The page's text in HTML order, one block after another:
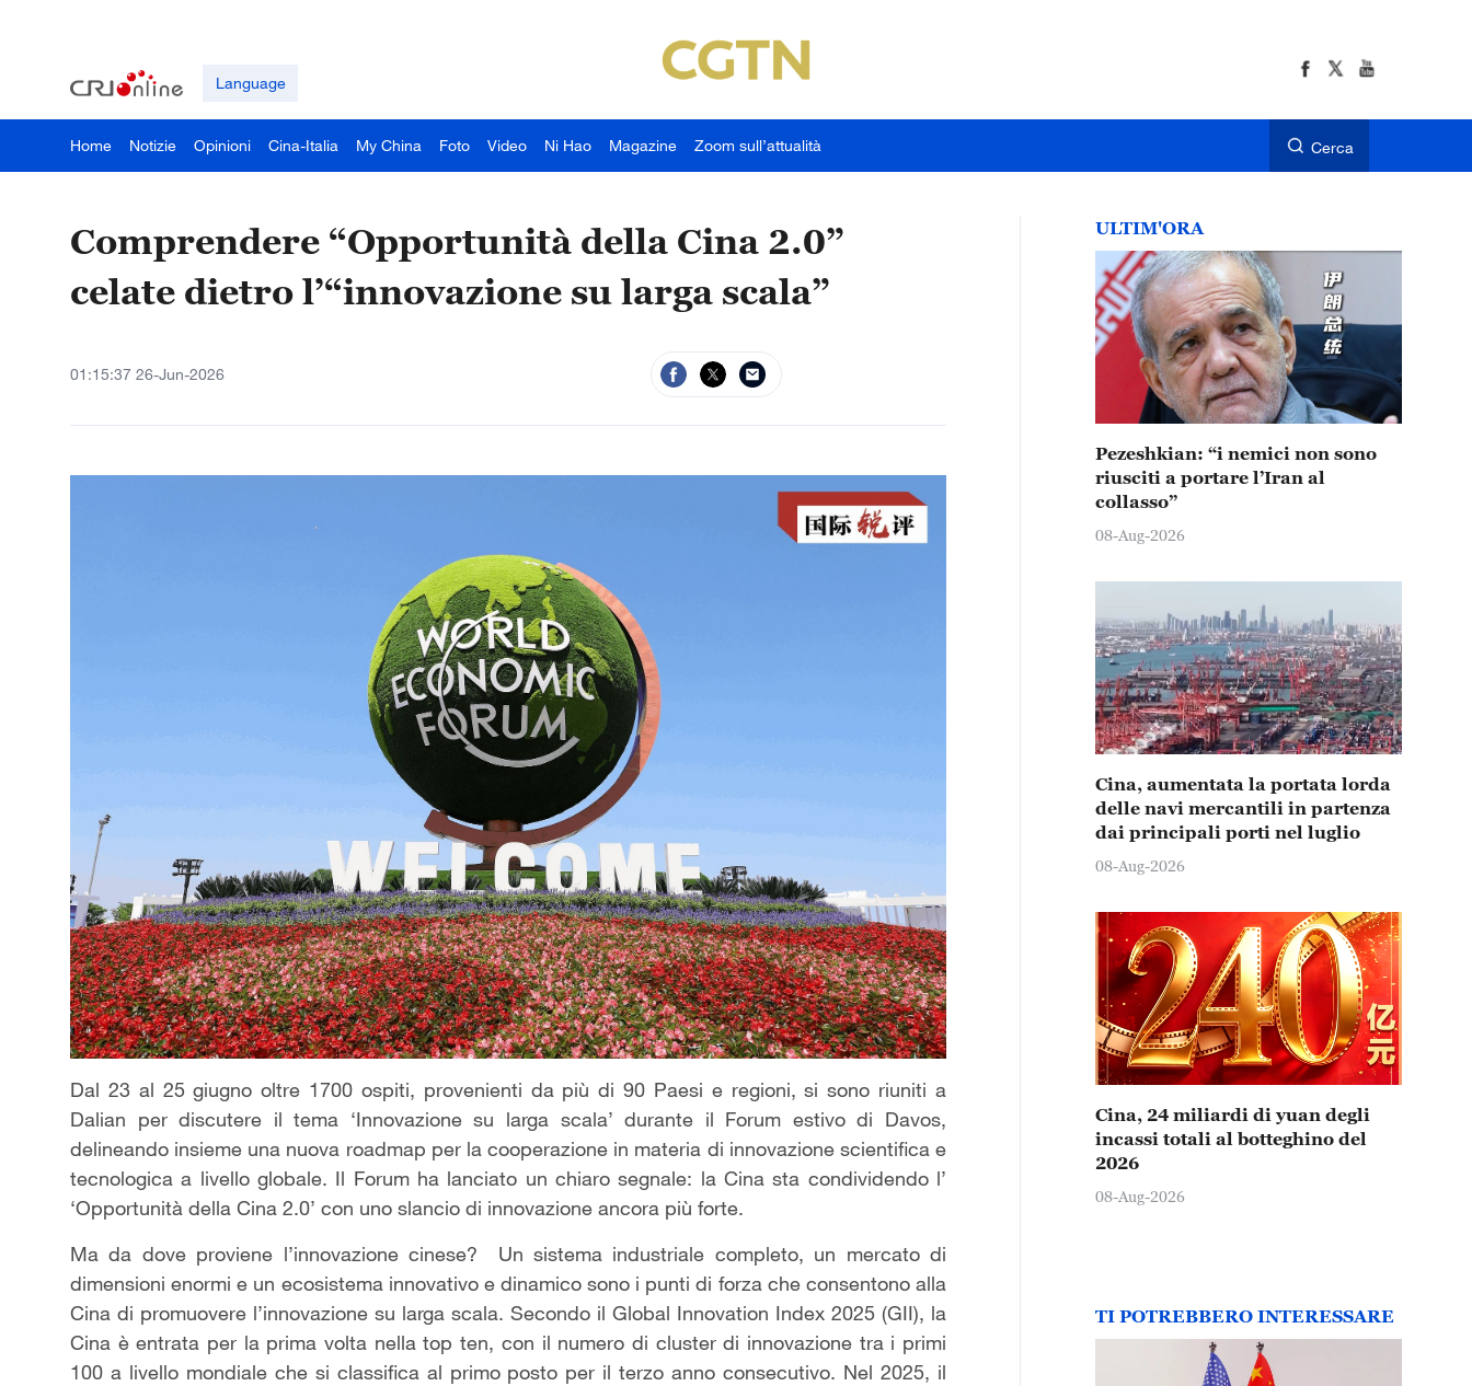
Language
Home Notizie Opinioni Cina-Italia My China Foto Video Ni Hao Magazine Zoom sull’attualità Cerca
Comprendere “Opportunità della Cina 2.0”
celate dietro l’“innovazione su larga scala”
01:15:37 26-Jun-2026
Dal 23 al 25 giugno oltre 1700 ospiti, provenienti da più di 90 Paesi e regioni, si sono riuniti a
Dalian per discutere il tema ‘Innovazione su larga scala’ durante il Forum estivo di Davos,
delineando insieme una nuova roadmap per la cooperazione in materia di innovazione scientifica e
tecnologica a livello globale. Il Forum ha lanciato un chiaro segnale: la Cina sta condividendo l’
‘Opportunità della Cina 2.0’ con uno slancio di innovazione ancora più forte.
Ma da dove proviene l’innovazione cinese? Un sistema industriale completo, un mercato di
dimensioni enormi e un ecosistema innovativo e dinamico sono i punti di forza che consentono alla
Cina di promuovere l’innovazione su larga scala. Secondo il Global Innovation Index 2025 (GII), la
Cina è entrata per la prima volta nella top ten, con il numero di cluster di innovazione tra i primi
100 a livello mondiale che si classifica al primo posto per il terzo anno consecutivo. Nel 2025, il
ULTIM'ORA
Pezeshkian: “i nemici non sono
riusciti a portare l’Iran al
collasso”
08-Aug-2026
Cina, aumentata la portata lorda
delle navi mercantili in partenza
dai principali porti nel luglio
08-Aug-2026
Cina, 24 miliardi di yuan degli
incassi totali al botteghino del
2026
08-Aug-2026
TI POTREBBERO INTERESSARE